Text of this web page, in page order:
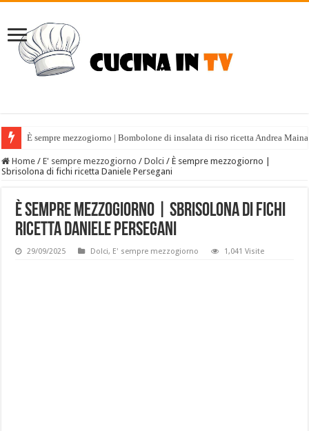
È sempre mezzogiorno | Bombolone di insalata di riso ricetta Andrea
Home / E' sempre mezzogiorno / Dolci / È sempre mezzogiorno |
Sbrisolona di fichi ricetta Daniele Persegani
È sempre mezzogiorno | Sbrisolona di fichi
ricetta Daniele Persegani
29/09/2025 Dolci, E' sempre mezzogiorno 1,041 Visite